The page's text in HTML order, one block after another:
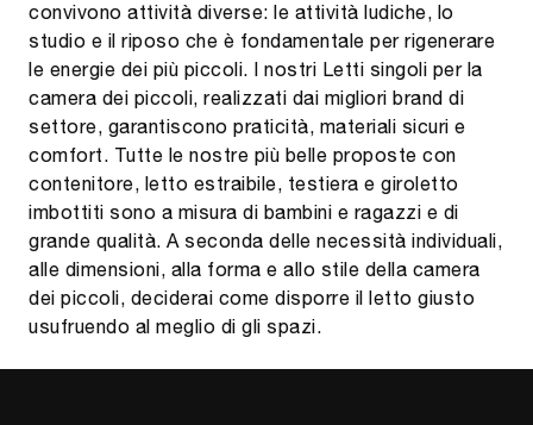
convivono attività diverse: le attività ludiche, lo
studio e il riposo che è fondamentale per rigenerare
le energie dei più piccoli. I nostri Letti singoli per la
camera dei piccoli, realizzati dai migliori brand di
settore, garantiscono praticità, materiali sicuri e
comfort. Tutte le nostre più belle proposte con
contenitore, letto estraibile, testiera e giroletto
imbottiti sono a misura di bambini e ragazzi e di
grande qualità. A seconda delle necessità individuali,
alle dimensioni, alla forma e allo stile della camera
dei piccoli, deciderai come disporre il letto giusto
usufruendo al meglio di gli spazi.